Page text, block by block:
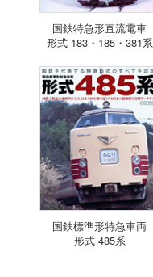
国鉄特急形直流電車
形式 183・185・381系
国鉄標準形特急車両
形式 485系